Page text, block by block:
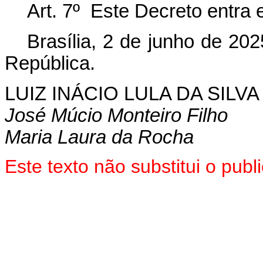
Art. 7º Este Decreto entra
Brasília, 2 de junho de
República.
LUIZ INÁCIO LULA DA SILVA
José Múcio Monteiro Filho
Maria Laura da Rocha
Este texto não substitui o